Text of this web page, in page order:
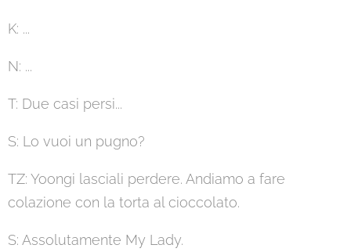
K: ...
N: ...
T: Due casi persi...
S: Lo vuoi un pugno?
TZ: Yoongi lasciali perdere. Andiamo a fare
colazione con la torta al cioccolato.
S: Assolutamente My Lady.